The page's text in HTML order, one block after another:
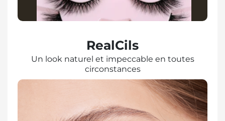
RealCils
Un look naturel et impeccable en toutes
circonstances